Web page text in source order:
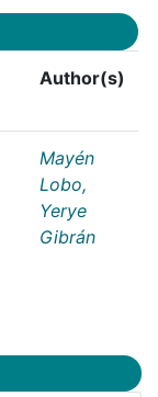
Author(s)
Mayén
Lobo,
Yerye
Gibrán